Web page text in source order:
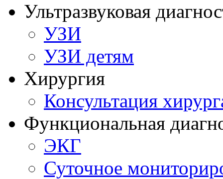
Ультразвуковая
УЗИ
УЗИ детям
Хирургия
Консультация
Функциональная
ЭКГ
Суточное